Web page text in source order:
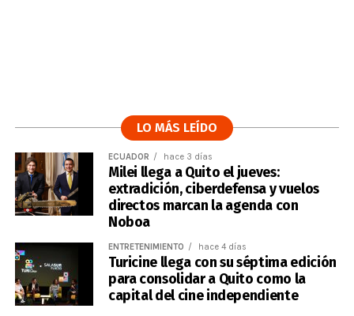
LO MÁS LEÍDO
ECUADOR hace 3 días
Milei llega a Quito el jueves:
extradición, ciberdefensa y vuelos
directos marcan la agenda con
Noboa
ENTRETENIMIENTO hace 4 días
Turicine llega con su séptima edición
para consolidar a Quito como la
capital del cine independiente